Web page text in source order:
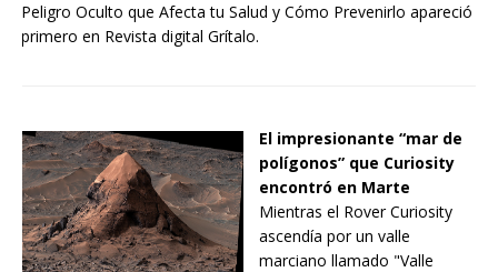
Peligro Oculto que Afecta tu Salud y Cómo Prevenirlo apareció
primero en Revista digital Grítalo.
El impresionante “mar de
polígonos” que Curiosity
encontró en Marte
Mientras el Rover Curiosity
ascendía por un valle
marciano llamado "Valle